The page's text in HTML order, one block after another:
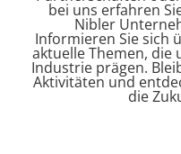
bei uns erfahren
Nibler
Informieren Sie sich
aktuelle Themen,
Industrie prägen.
Aktivitäten und
die